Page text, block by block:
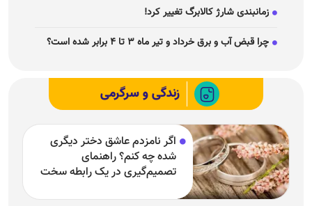
زمانبندی شارژ کالابرگ تغییر کرد!
چرا قبض آب و برق خرداد و تیر ماه ۳ تا ۴ برابر شده است؟
زندگی و سرگرمی
اگر نامزدم عاشق دختر دیگری
شده چه کنم؟ راهنمای
تصمیم‌گیری در یک رابطه سخت